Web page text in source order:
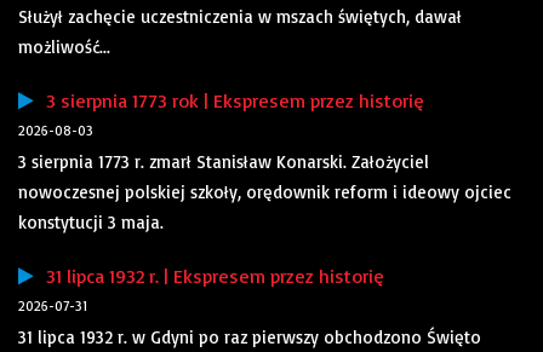
Służył zachęcie uczestniczenia w mszach świętych, dawał
możliwość...
3 sierpnia 1773 rok | Ekspresem przez historię
2026-08-03
3 sierpnia 1773 r. zmarł Stanisław Konarski. Założyciel
nowoczesnej polskiej szkoły, orędownik reform i ideowy ojciec
konstytucji 3 maja.
31 lipca 1932 r. | Ekspresem przez historię
2026-07-31
31 lipca 1932 r. w Gdyni po raz pierwszy obchodzono Święto